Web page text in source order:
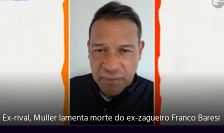
Ex-rival, Muller lamenta morte do ex-zagueiro Franco Baresi